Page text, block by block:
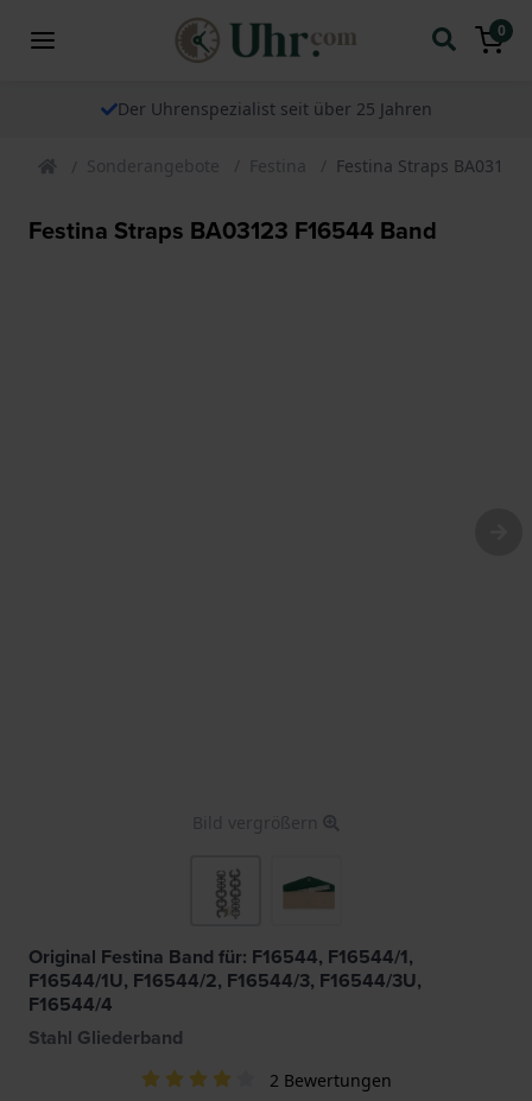
0
Der Uhrenspezialist seit über 25 Jahren
Sonderangebote Festina Festina Straps BA03123
Festina Straps BA03123 F16544 Band
Bild vergrößern
Original Festina Band für: F16544, F16544/1,
F16544/1U, F16544/2, F16544/3, F16544/3U,
F16544/4
Stahl Gliederband
2 Bewertungen